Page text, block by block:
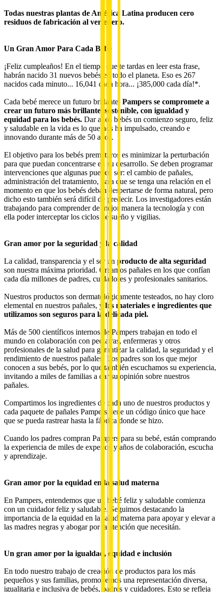
Todas nuestras plantas de América Latina producen cero
residuos de fabricación al vertedero.
Un Gran Amor Para Cada Bebé
¡Feliz cumpleaños! En el tiempo que te tardas en leer esta frase,
habrán nacido 31 nuevos bebés en todo el planeta. Eso es 267
nacidos cada minuto... 16,041 cada hora... ¡385,000 cada día!*.
Cada bebé merece un futuro brillante. Pampers se compromete a
crear un futuro más brillante, sostenible, con igualdad y
equidad para los bebés. Dar a los bebés un comienzo seguro, feliz
y saludable en la vida es lo que nos ha impulsado, creando e
innovando durante más de 50 años.
El objetivo para los bebés prematuros es minimizar la perturbación
para que puedan concentrarse en su desarrollo. Se deben programar
intervenciones que algunas pueden ser: el cambio de pañales,
administración del tratamiento, para que se tenga una relación en el
momento en que los bebés deban despertarse de forma natural, pero
dicho esto también será difícil de predecir. Los investigadores están
trabajando para comprender de mejor manera la tecnología y con
ella poder interceptar los ciclos de sueño y vigilias.
Gran amor por la seguridad y la calidad
La calidad, transparencia y el ser un producto de alta seguridad
son nuestra máxima prioridad. Creamos pañales en los que confían
cada día millones de padres, cuidadores y profesionales sanitarios.
Nuestros productos son dermatológicamente testeados, no hay cloro
elemental en nuestros pañales, y los materiales e ingredientes que
utilizamos son seguros para la delicada piel.
Más de 500 científicos internos de Pampers trabajan en todo el
mundo en colaboración con pediatras, enfermeras y otros
profesionales de la salud para garantizar la calidad, la seguridad y el
rendimiento de nuestros pañales. Los padres son los que mejor
conocen a sus bebés, por lo que también escuchamos su experiencia,
invitando a miles de familias a dar su opinión sobre nuestros
pañales.
Compartimos los ingredientes de cada uno de nuestros productos y
cada paquete de pañales Pampers tiene un código único que hace
que se pueda rastrear hasta la fábrica donde se hizo.
Cuando los padres compran Pampers para su bebé, están comprando
la experiencia de miles de expertos y años de colaboración, escucha
y aprendizaje.
Gran amor por la equidad en la salud materna
En Pampers, entendemos que un bebé feliz y saludable comienza
con un cuidador feliz y saludable. Seguimos destacando la
importancia de la equidad en la salud materna para apoyar y elevar a
las madres negras y abogar por la atención que necesitán.
Un gran amor por la igualdad, equidad e inclusión
En todo nuestro trabajo de creación de productos para los más
pequeños y sus familias, promovemos una representación diversa,
igualitaria e inclusiva de bebés, padres y cuidadores. Esto se refleja